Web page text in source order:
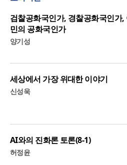
검찰공화국인가, 경찰공화국인가,
민의 공화국인가
양기성
세상에서 가장 위대한 이야기
신성욱
AI와의 진화론 토론(8-1)
허정윤